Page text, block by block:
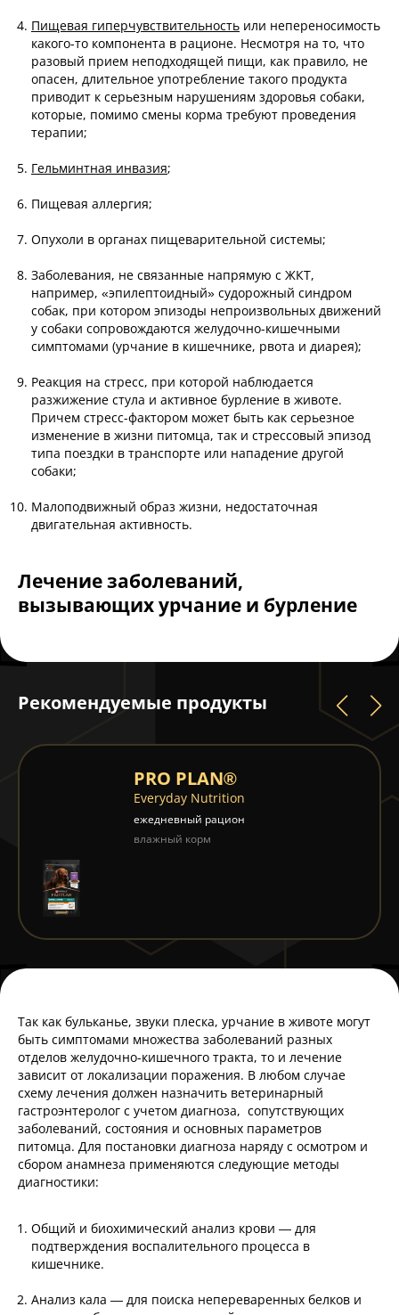
Пищевая гиперчувствительность или непереносимость
какого-то компонента в рационе. Несмотря на то, что
разовый прием неподходящей пищи, как правило, не
опасен, длительное употребление такого продукта
приводит к серьезным нарушениям здоровья собаки,
которые, помимо смены корма требуют проведения
терапии;
Гельминтная инвазия;
Пищевая аллергия;
Опухоли в органах пищеварительной системы;
Заболевания, не связанные напрямую с ЖКТ,
например, «эпилептоидный» судорожный синдром
собак, при котором эпизоды непроизвольных движений
у собаки сопровождаются желудочно-кишечными
симптомами (урчание в кишечнике, рвота и диарея);
Реакция на стресс, при которой наблюдается
разжижение стула и активное бурление в животе.
Причем стресс-фактором может быть как серьезное
изменение в жизни питомца, так и стрессовый эпизод
типа поездки в транспорте или нападение другой
собаки;
Малоподвижный образ жизни, недостаточная
двигательная активность.
Лечение заболеваний,
вызывающих урчание и бурление
Рекомендуемые продукты
PRO PLAN®
Everyday Nutrition
ежедневный рацион
влажный корм
Так как бульканье, звуки плеска, урчание в животе могут
быть симптомами множества заболеваний разных
отделов желудочно-кишечного тракта, то и лечение
зависит от локализации поражения. В любом случае
схему лечения должен назначить ветеринарный
гастроэнтеролог с учетом диагноза, сопутствующих
заболеваний, состояния и основных параметров
питомца. Для постановки диагноза наряду с осмотром и
сбором анамнеза применяются следующие методы
диагностики:
Общий и биохимический анализ крови — для
подтверждения воспалительного процесса в
кишечнике.
Анализ кала — для поиска непереваренных белков и